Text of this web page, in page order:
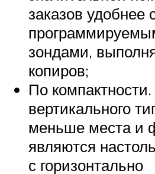
заказов удобнее
зондами,
копиров;
По компактности.
вертикального
меньше места и
являются
с горизонтально